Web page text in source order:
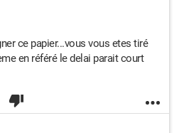
ce papier...vous vous etes tiré
en référé le delai parait court